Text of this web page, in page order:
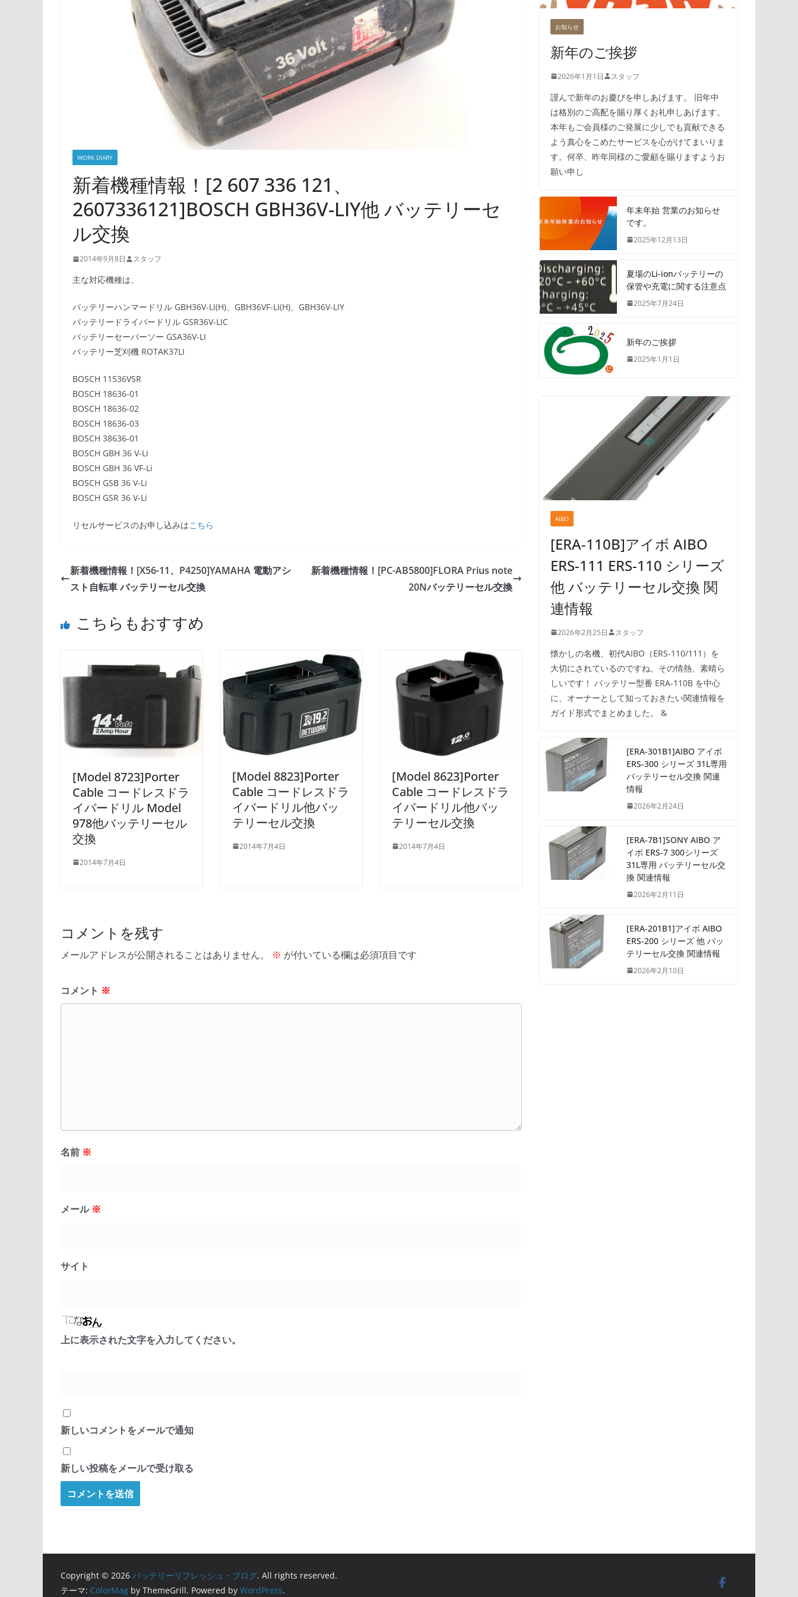
WORK DIARY
新着機種情報！[2 607 336 121、
2607336121]BOSCH GBH36V-LIY他 バッテリーセ
ル交換
2014年9月8日 スタッフ
主な対応機種は、
バッテリーハンマードリル GBH36V-LI(H)、GBH36VF-LI(H)、GBH36V-LIY
バッテリードライバードリル GSR36V-LIC
バッテリーセーバーソー GSA36V-LI
バッテリー芝刈機 ROTAK37LI
BOSCH 11536VSR
BOSCH 18636-01
BOSCH 18636-02
BOSCH 18636-03
BOSCH 38636-01
BOSCH GBH 36 V-Li
BOSCH GBH 36 VF-Li
BOSCH GSB 36 V-Li
BOSCH GSR 36 V-Li
リセルサービスのお申し込みはこちら
新着機種情報！[X56-11、P4250]YAMAHA 電動アシ
スト自転車 バッテリーセル交換
新着機種情報！[PC-AB5800]FLORA Prius note
20Nバッテリーセル交換
こちらもおすすめ
[Model 8723]Porter
Cable コードレスドラ
イバードリル Model
978他バッテリーセル
交換
2014年7月4日
[Model 8823]Porter
Cable コードレスドラ
イバードリル他バッ
テリーセル交換
2014年7月4日
[Model 8623]Porter
Cable コードレスドラ
イバードリル他バッ
テリーセル交換
2014年7月4日
コメントを残す
メールアドレスが公開されることはありません。 ※ が付いている欄は必須項目です
コメント ※
名前 ※
メール ※
サイト
上に表示された文字を入力してください。
新しいコメントをメールで通知
新しい投稿をメールで受け取る
お知らせ
新年のご挨拶
2026年1月1日 スタッフ
謹んで新年のお慶びを申しあげます。 旧年中
は格別のご高配を賜り厚くお礼申しあげます。
本年もご会員様のご発展に少しでも貢献できる
よう真心をこめたサービスを心がけてまいりま
す。何卒、昨年同様のご愛顧を賜りますようお
願い申し
年末年始 営業のお知らせ
です。
2025年12月13日
夏場のLi-ionバッテリーの
保管や充電に関する注意点
2025年7月24日
新年のご挨拶
2025年1月1日
AIBO
[ERA-110B]アイボ AIBO
ERS-111 ERS-110 シリーズ
他 バッテリーセル交換 関
連情報
2026年2月25日 スタッフ
懐かしの名機、初代AIBO（ERS-110/111）を
大切にされているのですね。その情熱、素晴ら
しいです！ バッテリー型番 ERA-110B を中心
に、オーナーとして知っておきたい関連情報を
ガイド形式でまとめました。 &
[ERA-301B1]AIBO アイボ
ERS-300 シリーズ 31L専用
バッテリーセル交換 関連
情報
2026年2月24日
[ERA-7B1]SONY AIBO ア
イボ ERS-7 300シリーズ
31L専用 バッテリーセル交
換 関連情報
2026年2月11日
[ERA-201B1]アイボ AIBO
ERS-200 シリーズ 他 バッ
テリーセル交換 関連情報
2026年2月10日
Copyright © 2026 バッテリーリフレッシュ・ブログ. All rights reserved.
テーマ: ColorMag by ThemeGrill. Powered by WordPress.